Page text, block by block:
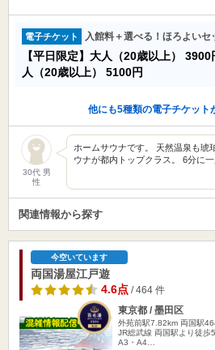
電子チケット 入館料＋選べる！ほろよい
【平日限定】大人（20歳以上） 3900
人（20歳以上） 5100円
他にも5種類の電子チケット
30代 男
性
ホームサウナです。 天然温泉も琥
ウナが都内トップクラス。 6分に
関連情報から探す
今空いています
両国湯屋江戸遊
4.6点/ 464 件
東京都 / 墨田区
外苑前駅7.82km 両国駅
JR総武線 両国駅より徒歩
A3・A4…